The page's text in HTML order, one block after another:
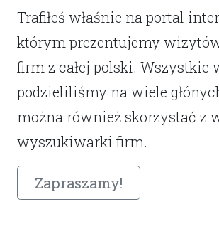
Trafiłeś właśnie na portal
którym prezentujemy
firm z całej polski.
podzieliliśmy na wiele
można również skorzystać z
wyszukiwarki firm.
Zapraszamy!